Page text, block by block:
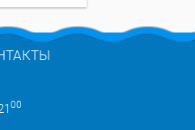
00